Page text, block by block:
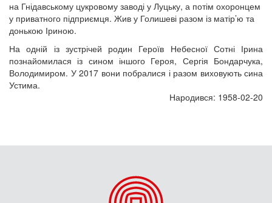
на Гнідавському цукровому заводі у Луцьку, а потім охоронцем
у приватного підприємця. Жив у Голишеві разом із матір’ю та
донькою Іриною.
На одній із зустрічей родин Героїв Небесної Сотні Ірина
познайомилася із сином іншого Героя, Сергія Бондарчука,
Володимиром. У 2017 вони побралися і разом виховують сина
Устима.
Народився: 1958-02-20